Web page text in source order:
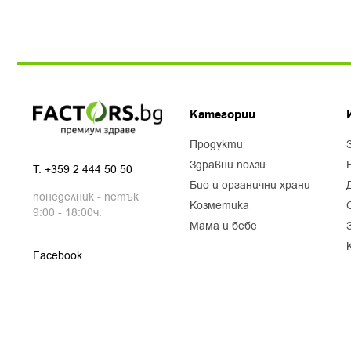
T. +359 2 444 50 50
понеделник - петък
9:00 - 18:00ч.
Facebook
Категории
продукти
здравни ползи
био и органични храни
козметика
мама и бебе